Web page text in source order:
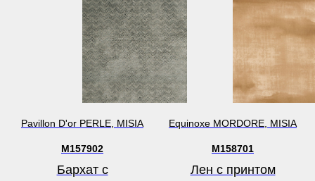
Pavillon D'or PERLE, MISIA
M157902
Бархат с
Equinoxe MORDORE, MISIA
M158701
Лен с принтом